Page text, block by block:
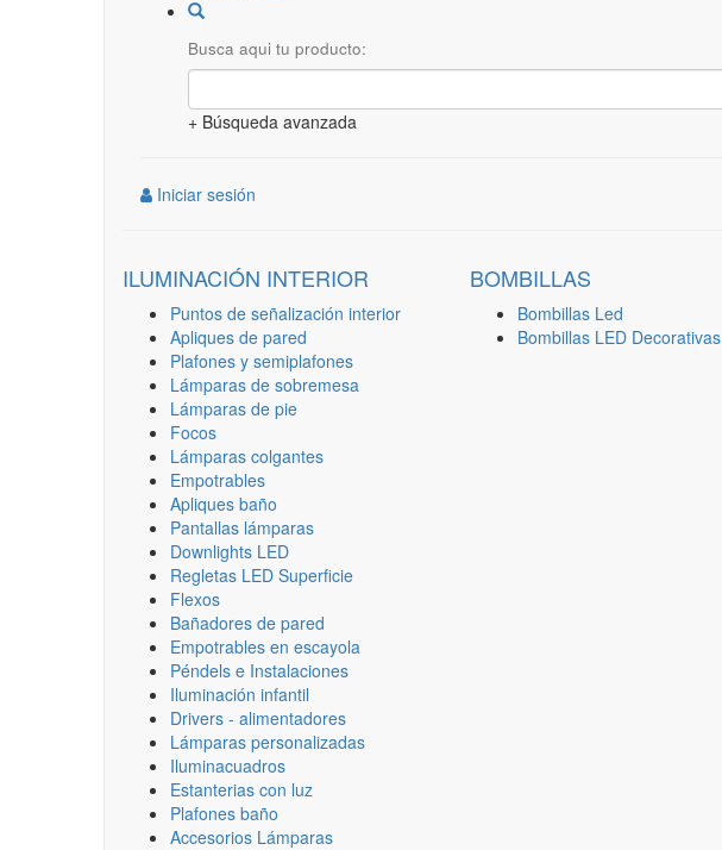
Busca aqui tu producto:
+ Búsqueda avanzada
Iniciar sesión
ILUMINACIÓN INTERIOR
Puntos de señalización interior
Apliques de pared
Plafones y semiplafones
Lámparas de sobremesa
Lámparas de pie
Focos
Lámparas colgantes
Empotrables
Apliques baño
Pantallas lámparas
Downlights LED
Regletas LED Superficie
Flexos
Bañadores de pared
Empotrables en escayola
Péndels e Instalaciones
Iluminación infantil
Drivers - alimentadores
Lámparas personalizadas
Iluminacuadros
Estanterias con luz
Plafones baño
Accesorios Lámparas
BOMBILLAS
Bombillas Led
Bombillas LED Decorativas